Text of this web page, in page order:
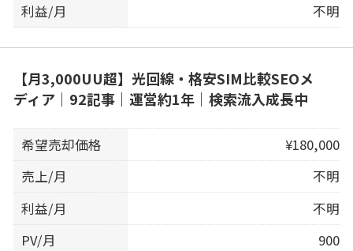
利益/月
不明
【月3,000UU超】光回線・格安SIM比較SEOメ
ディア｜92記事｜運営約1年｜検索流入成長中
希望売却価格
¥180,000
売上/月
不明
利益/月
不明
PV/月
900